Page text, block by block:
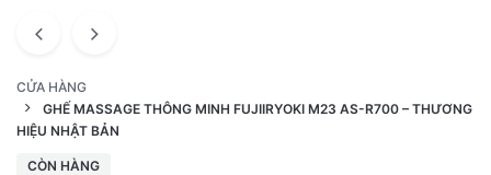
CỬA HÀNG
GHẾ MASSAGE THÔNG MINH FUJIIRYOKI M23 AS-R700 – THƯƠNG
HIỆU NHẬT BẢN
CÒN HÀNG